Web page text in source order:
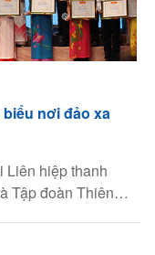
nơi đảo xa
Liên hiệp thanh
Tập đoàn Thiên